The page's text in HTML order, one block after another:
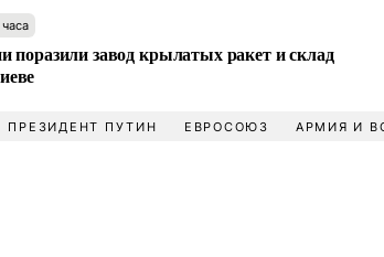
поразили завод крылатых ракет и склад
ПРЕЗИДЕНТ ПУТИН ЕВРОСОЮЗ АРМИЯ И